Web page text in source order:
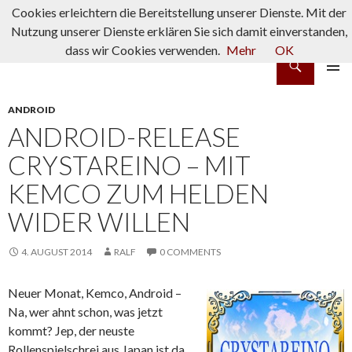
ANDROID
ANDROID-RELEASE
CRYSTAREINO – MIT
KEMCO ZUM HELDEN
WIDER WILLEN
4. AUGUST 2014 RALF 0 COMMENTS
Neuer Monat, Kemco, Android –
Na, wer ahnt schon, was jetzt
kommt? Jep, der neuste
Cookies erleichtern die Bereitstellung unserer Dienste. Mit der
Nutzung unserer Dienste erklären Sie sich damit einverstanden,
dass wir Cookies verwenden. Mehr OK